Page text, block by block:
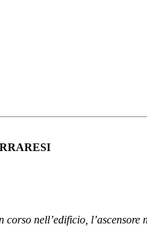
nell’edificio,